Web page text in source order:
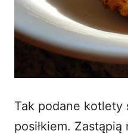
Tak podane kotlety
posiłkiem.